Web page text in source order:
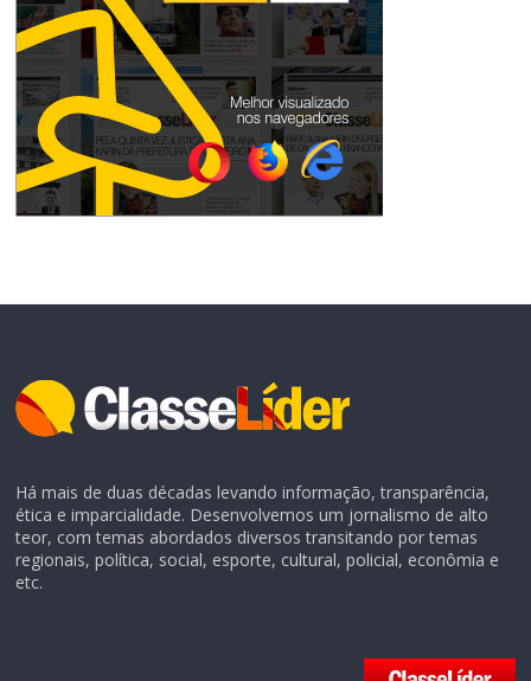
Há mais de duas décadas levando informação, transparência,
ética e imparcialidade. Desenvolvemos um jornalismo de alto
teor, com temas abordados diversos transitando por temas
regionais, política, social, esporte, cultural, policial, econômia e
etc.